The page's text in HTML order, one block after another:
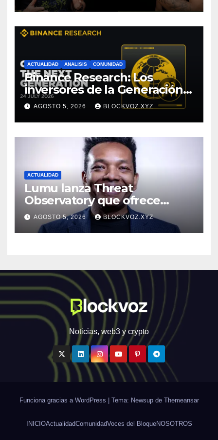
ACTUALIDAD ANALISIS COMUNIDAD
Binance Research: Los
inversores de la Generación Z
empiezan más jóvenes y
muestran mayor disciplina
financiera
AGOSTO 5, 2026 BLOCKVOZ.XYZ
ACTUALIDAD
Lumu lanza Threat
Observatory que ofrece
inteligencia de amenazas
personalizada y en tiempo
real
AGOSTO 5, 2026 BLOCKVOZ.XYZ
Noticias, web3 y crypto
Funciona gracias a WordPress | Tema: Newsup de Themeansar
INICIOActualidadComunidadVoces del BloqueNOSOTROS